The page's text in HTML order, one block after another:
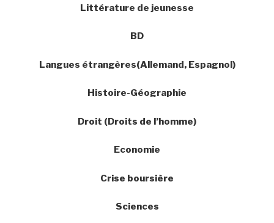
Littérature de jeunesse
BD
Langues étrangères(Allemand, Espagnol)
Histoire-Géographie
Droit (Droits de l’homme)
Economie
Crise boursière
Sciences